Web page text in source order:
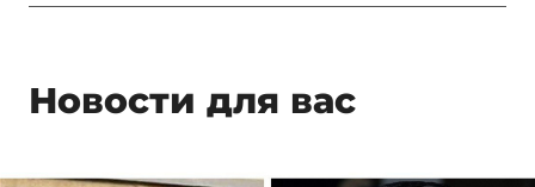
Новости для вас